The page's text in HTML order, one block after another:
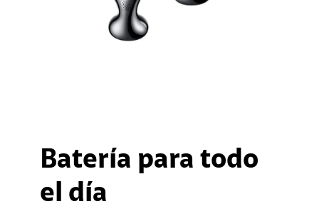
Batería para todo
el día